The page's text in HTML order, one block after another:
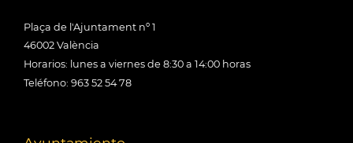
Plaça de l'Ajuntament nº 1
46002 València
Horarios: lunes a viernes de 8:30 a 14:00 horas
Teléfono: 963 52 54 78